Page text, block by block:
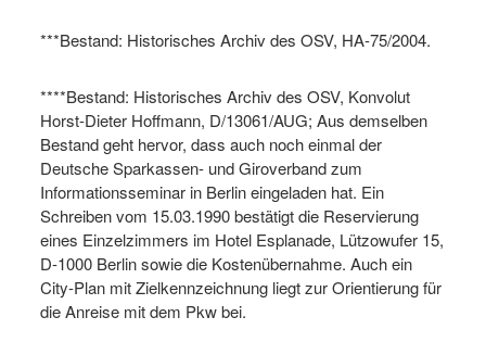
***Bestand: Historisches Archiv des OSV, HA-75/2004.
****Bestand: Historisches Archiv des OSV, Konvolut
Horst-Dieter Hoffmann, D/13061/AUG; Aus demselben
Bestand geht hervor, dass auch noch einmal der
Deutsche Sparkassen- und Giroverband zum
Informationsseminar in Berlin eingeladen hat. Ein
Schreiben vom 15.03.1990 bestätigt die Reservierung
eines Einzelzimmers im Hotel Esplanade, Lützowufer 15,
D-1000 Berlin sowie die Kostenübernahme. Auch ein
City-Plan mit Zielkennzeichnung liegt zur Orientierung für
die Anreise mit dem Pkw bei.